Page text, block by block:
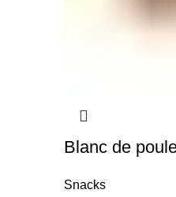
Blanc de
Snacks